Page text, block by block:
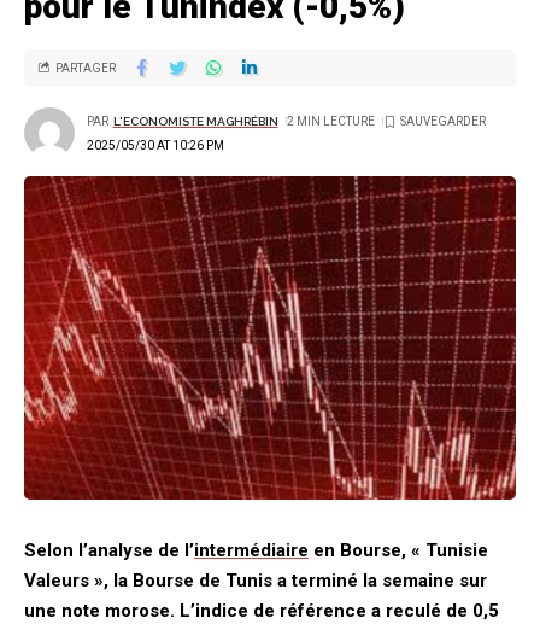
2025/05/30 AT 10:26 PM
PAR L'ECONOMISTE MAGHRÉBIN 2 MIN LECTURE
PARTAGER
Selon l’analyse de l’intermédiaire en Bourse, « Tunisie
Valeurs », la Bourse de Tunis a terminé la semaine sur
une note morose. L’indice de référence a reculé de 0,5